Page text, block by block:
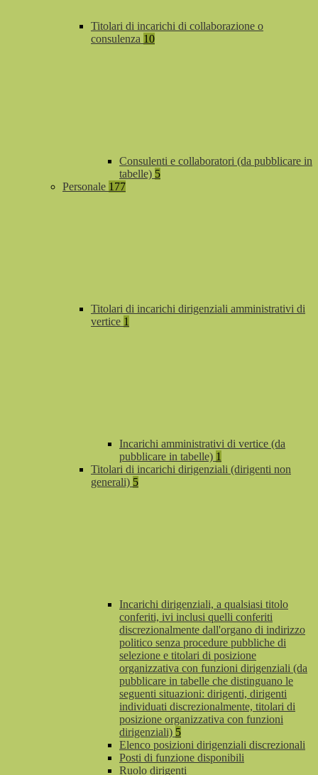
Titolari di incarichi di collaborazione o
consulenza 10
Consulenti e collaboratori (da pubblicare in
tabelle) 5
Personale 177
Titolari di incarichi dirigenziali amministrativi di
vertice 1
Incarichi amministrativi di vertice (da
pubblicare in tabelle) 1
Titolari di incarichi dirigenziali (dirigenti non
generali) 5
Incarichi dirigenziali, a qualsiasi titolo
conferiti, ivi inclusi quelli conferiti
discrezionalmente dall'organo di indirizzo
politico senza procedure pubbliche di
selezione e titolari di posizione
organizzativa con funzioni dirigenziali (da
pubblicare in tabelle che distinguano le
seguenti situazioni: dirigenti, dirigenti
individuati discrezionalmente, titolari di
posizione organizzativa con funzioni
dirigenziali) 5
Elenco posizioni dirigenziali discrezionali
Posti di funzione disponibili
Ruolo dirigenti